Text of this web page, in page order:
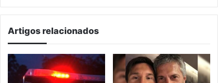
Artigos relacionados